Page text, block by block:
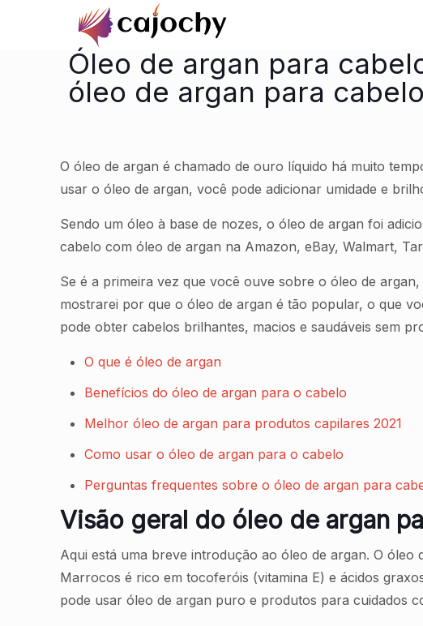
Óleo de argan para
óleo de argan para
O óleo de argan é chamado de ouro líquido há muito
usar o óleo de argan, você pode adicionar umidade e
Sendo um óleo à base de nozes, o óleo de argan foi
cabelo com óleo de argan na Amazon, eBay, Walmart,
Se é a primeira vez que você ouve sobre o óleo de
mostrarei por que o óleo de argan é tão popular, o que
pode obter cabelos brilhantes, macios e saudáveis sem
O que é óleo de argan
Benefícios do óleo de argan para o cabelo
Melhor óleo de argan para produtos capilares 2021
Como usar o óleo de argan para o cabelo
Perguntas frequentes sobre o óleo de argan para
Visão geral do óleo de argan
Aqui está uma breve introdução ao óleo de argan. O
Marrocos é rico em tocoferóis (vitamina E) e ácidos
pode usar óleo de argan puro e produtos para cuidados